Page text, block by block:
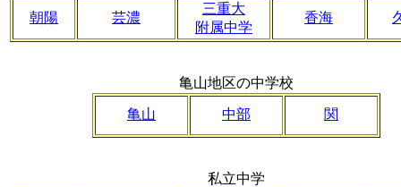
朝陽 芸濃
三重大
附属中学
香海
亀山地区の中学校
亀山 中部 関
私立中学